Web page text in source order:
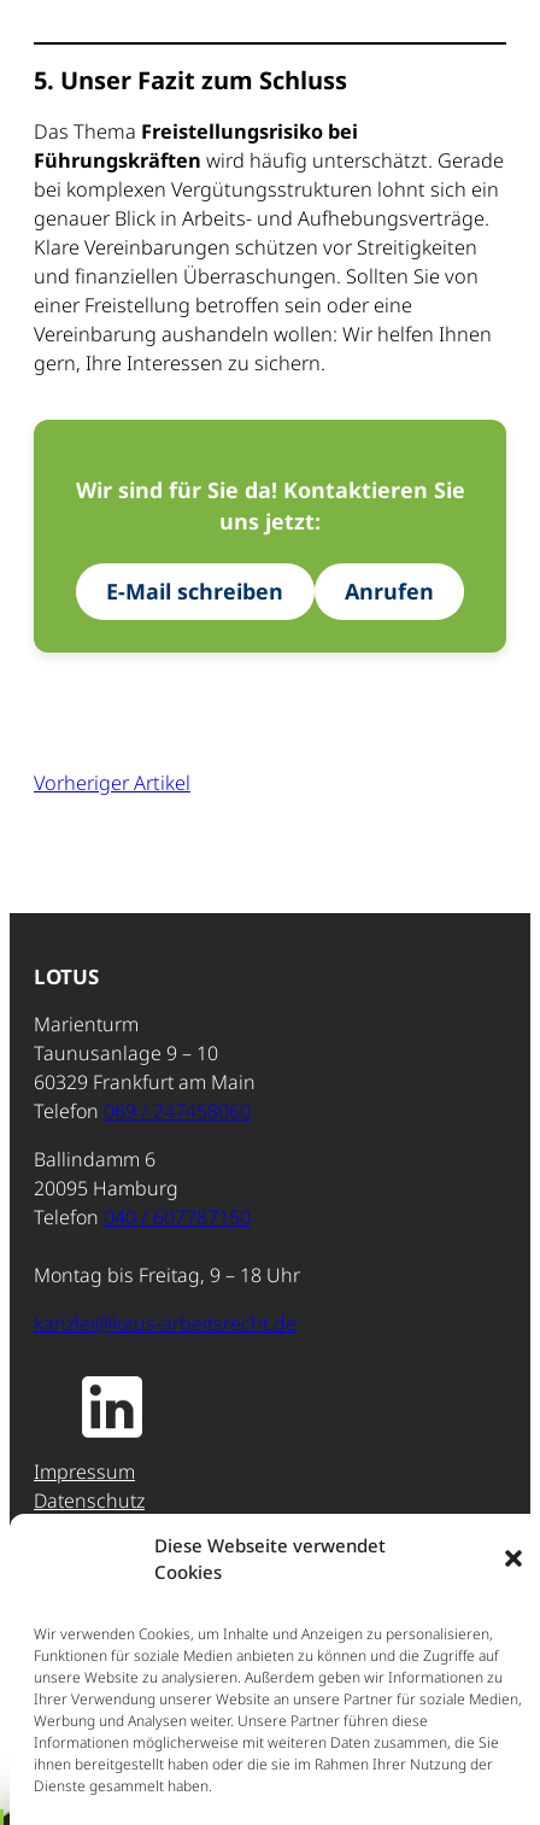
Diese Webseite verwendet
Cookies
Wir verwenden Cookies, um Inhalte und Anzeigen zu personalisieren,
Funktionen für soziale Medien anbieten zu können und die Zugriffe auf
unsere Website zu analysieren. Außerdem geben wir Informationen zu
Ihrer Verwendung unserer Website an unsere Partner für soziale Medien,
Werbung und Analysen weiter. Unsere Partner führen diese
Informationen möglicherweise mit weiteren Daten zusammen, die Sie
ihnen bereitgestellt haben oder die sie im Rahmen Ihrer Nutzung der
Dienste gesammelt haben.
5. Unser Fazit zum Schluss
Das Thema Freistellungsrisiko bei
Führungskräften wird häufig unterschätzt. Gerade
bei komplexen Vergütungsstrukturen lohnt sich ein
genauer Blick in Arbeits- und Aufhebungsverträge.
Klare Vereinbarungen schützen vor Streitigkeiten
und finanziellen Überraschungen. Sollten Sie von
einer Freistellung betroffen sein oder eine
Vereinbarung aushandeln wollen: Wir helfen Ihnen
gern, Ihre Interessen zu sichern.
Wir sind für Sie da! Kontaktieren Sie
uns jetzt:
E-Mail schreiben Anrufen
Vorheriger Artikel
LOTUS
Marienturm
Taunusanlage 9 – 10
60329 Frankfurt am Main
Telefon 069 / 247458060
Ballindamm 6
20095 Hamburg
Telefon 040 / 607787150
Montag bis Freitag, 9 – 18 Uhr
kanzlei@lotus-arbeitsrecht.de
Impressum
Datenschutz
Hinweisgeber-Meldestelle (HinSchG)
Ganz einfach: Buchen Sie direkt eine Erstberatung
im persönlichen Gespräch (297,50 € inkl. Ust.).
Jetzt Erstberatung buchen
Schnellcheck: Kündigung /